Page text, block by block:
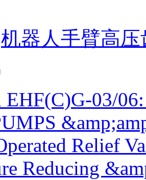
机器人手臂高
EHF(C)G-03/
Relief
Reducing